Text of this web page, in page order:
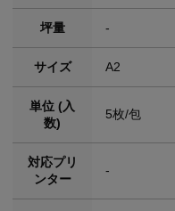
坪量 -
サイズ A2
単位 (入
数)
5枚/包
対応プリ
ンター
-